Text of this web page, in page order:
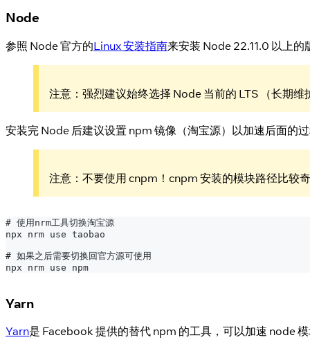
Node
参照 Node 官方的Linux 安装指南来安装 Node 22.11.0 以上的
注意：强烈建议始终选择 Node 当前的 LTS （长期
安装完 Node 后建议设置 npm 镜像（淘宝源）以加速后面的
注意：不要使用 cnpm！cnpm 安装的模块路径比较
# 使用nrm工具切换淘宝源
npx nrm use taobao
# 如果之后需要切换回官方源可使用
npx nrm use npm
Yarn
Yarn是 Facebook 提供的替代 npm 的工具，可以加速 node